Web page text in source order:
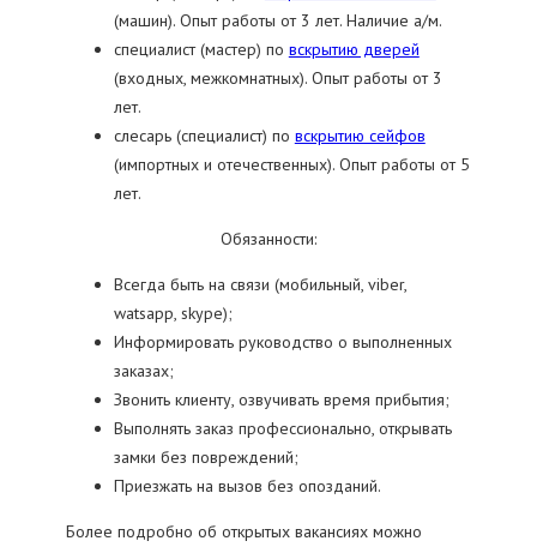
(машин). Опыт работы от 3 лет. Наличие а/м.
специалист (мастер) по вскрытию дверей
(входных, межкомнатных). Опыт работы от 3
лет.
слесарь (специалист) по вскрытию сейфов
(импортных и отечественных). Опыт работы от 5
лет.
Обязанности:
Всегда быть на связи (мобильный, viber,
watsapp, skype);
Информировать руководство о выполненных
заказах;
Звонить клиенту, озвучивать время прибытия;
Выполнять заказ профессионально, открывать
замки без повреждений;
Приезжать на вызов без опозданий.
Более подробно об открытых вакансиях можно